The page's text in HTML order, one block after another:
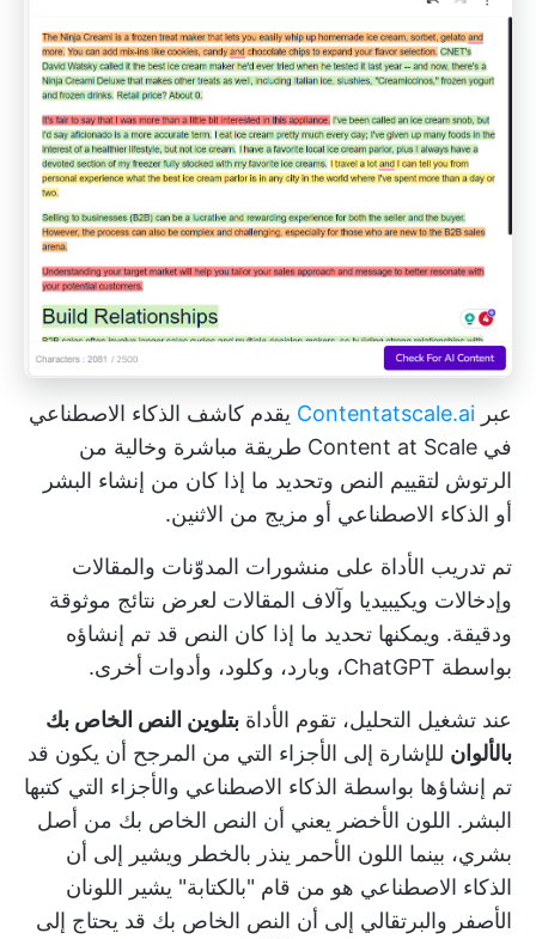
عبر Contentatscale.ai يقدم كاشف الذكاء الاصطناعي
في Content at Scale طريقة مباشرة وخالية من
الرتوش لتقييم النص وتحديد ما إذا كان من إنشاء البشر
أو الذكاء الاصطناعي أو مزيج من الاثنين.
تم تدريب الأداة على منشورات المدوّنات والمقالات
وإدخالات ويكيبيديا وآلاف المقالات لعرض نتائج موثوقة
ودقيقة. ويمكنها تحديد ما إذا كان النص قد تم إنشاؤه
بواسطة ChatGPT، وبارد، وكلود، وأدوات أخرى.
عند تشغيل التحليل، تقوم الأداة بتلوين النص الخاص بك
بالألوان للإشارة إلى الأجزاء التي من المرجح أن يكون قد
تم إنشاؤها بواسطة الذكاء الاصطناعي والأجزاء التي كتبها
البشر. اللون الأخضر يعني أن النص الخاص بك من أصل
بشري، بينما اللون الأحمر ينذر بالخطر ويشير إلى أن
الذكاء الاصطناعي هو من قام "بالكتابة" يشير اللونان
الأصفر والبرتقالي إلى أن النص الخاص بك قد يحتاج إلى